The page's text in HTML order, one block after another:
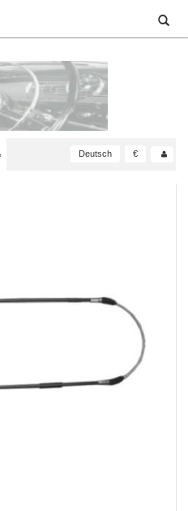
Deutsch €